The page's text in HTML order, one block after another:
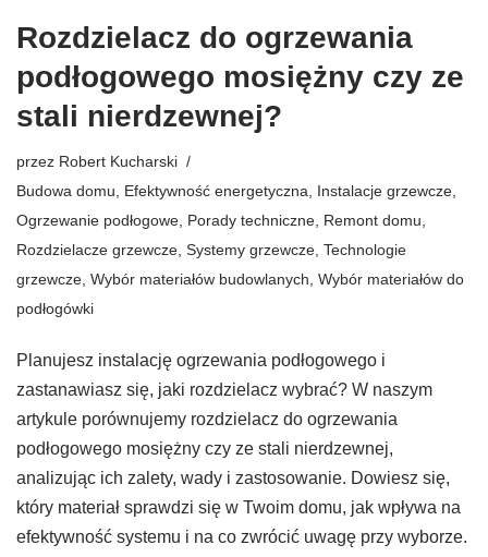
Rozdzielacz do ogrzewania
podłogowego mosiężny czy ze
stali nierdzewnej?
przez Robert Kucharski
Budowa domu, Efektywność energetyczna, Instalacje grzewcze,
Ogrzewanie podłogowe, Porady techniczne, Remont domu,
Rozdzielacze grzewcze, Systemy grzewcze, Technologie
grzewcze, Wybór materiałów budowlanych, Wybór materiałów do
podłogówki
Planujesz instalację ogrzewania podłogowego i
zastanawiasz się, jaki rozdzielacz wybrać? W naszym
artykule porównujemy rozdzielacz do ogrzewania
podłogowego mosiężny czy ze stali nierdzewnej,
analizując ich zalety, wady i zastosowanie. Dowiesz się,
który materiał sprawdzi się w Twoim domu, jak wpływa na
efektywność systemu i na co zwrócić uwagę przy wyborze.